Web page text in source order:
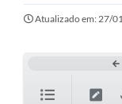
Notícias
Atualizado em: 27/